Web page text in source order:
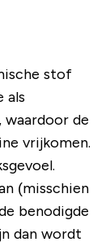
stof
als
de
vrijkomen.
(misschien
benodigde
dan wordt